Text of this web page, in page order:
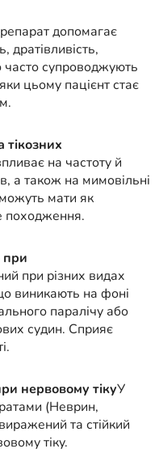
допомагає
дратівливість,
часто супроводжують
цьому пацієнт стає
тікозних
на частоту й
а також на мимовільні
мати як
походження.
при
при різних видах
виникають на фоні
паралічу або
судин. Сприяє
нервовому тікуУ
(Неврин,
та стійкий
тіку.